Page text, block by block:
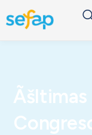
Ãšltimas